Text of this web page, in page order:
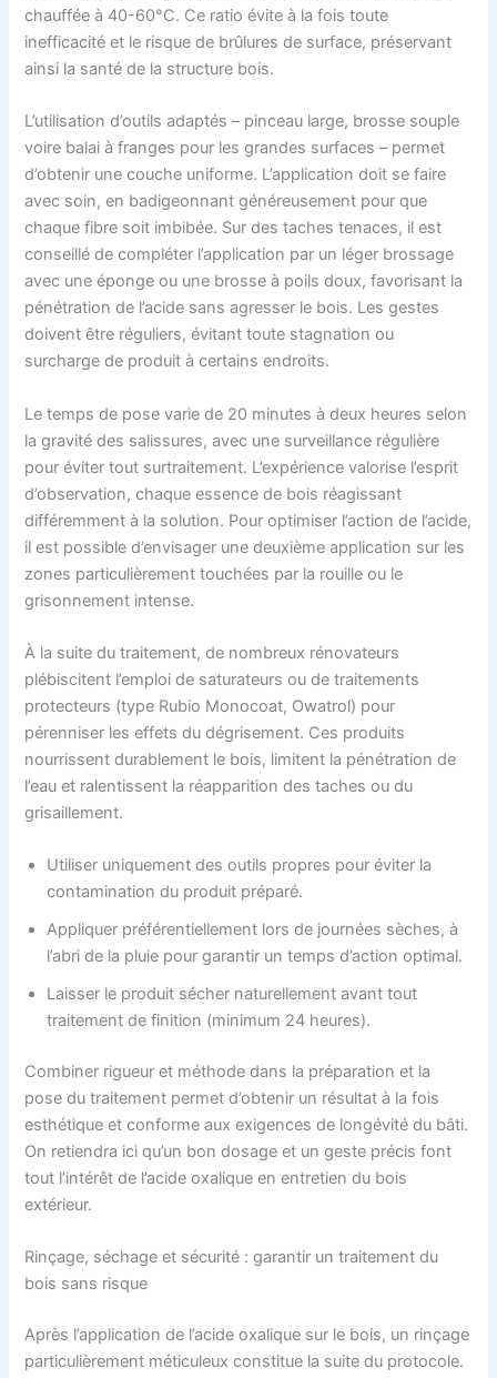
chauffée à 40-60°C. Ce ratio évite à la fois toute
inefficacité et le risque de brûlures de surface, préservant
ainsi la santé de la structure bois.
L’utilisation d’outils adaptés – pinceau large, brosse souple
voire balai à franges pour les grandes surfaces – permet
d’obtenir une couche uniforme. L’application doit se faire
avec soin, en badigeonnant généreusement pour que
chaque fibre soit imbibée. Sur des taches tenaces, il est
conseillé de compléter l’application par un léger brossage
avec une éponge ou une brosse à poils doux, favorisant la
pénétration de l’acide sans agresser le bois. Les gestes
doivent être réguliers, évitant toute stagnation ou
surcharge de produit à certains endroits.
Le temps de pose varie de 20 minutes à deux heures selon
la gravité des salissures, avec une surveillance régulière
pour éviter tout surtraitement. L’expérience valorise l’esprit
d’observation, chaque essence de bois réagissant
différemment à la solution. Pour optimiser l’action de l’acide,
il est possible d’envisager une deuxième application sur les
zones particulièrement touchées par la rouille ou le
grisonnement intense.
À la suite du traitement, de nombreux rénovateurs
plébiscitent l’emploi de saturateurs ou de traitements
protecteurs (type Rubio Monocoat, Owatrol) pour
pérenniser les effets du dégrisement. Ces produits
nourrissent durablement le bois, limitent la pénétration de
l’eau et ralentissent la réapparition des taches ou du
grisaillement.
Utiliser uniquement des outils propres pour éviter la
contamination du produit préparé.
Appliquer préférentiellement lors de journées sèches, à
l’abri de la pluie pour garantir un temps d’action optimal.
Laisser le produit sécher naturellement avant tout
traitement de finition (minimum 24 heures).
Combiner rigueur et méthode dans la préparation et la
pose du traitement permet d’obtenir un résultat à la fois
esthétique et conforme aux exigences de longévité du bâti.
On retiendra ici qu’un bon dosage et un geste précis font
tout l’intérêt de l’acide oxalique en entretien du bois
extérieur.
Rinçage, séchage et sécurité : garantir un traitement du
bois sans risque
Après l’application de l’acide oxalique sur le bois, un rinçage
particulièrement méticuleux constitue la suite du protocole.